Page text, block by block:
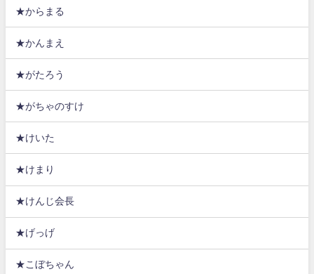
★からまる
★かんまえ
★がたろう
★がちゃのすけ
★けいた
★けまり
★けんじ会長
★げっげ
★こぼちゃん